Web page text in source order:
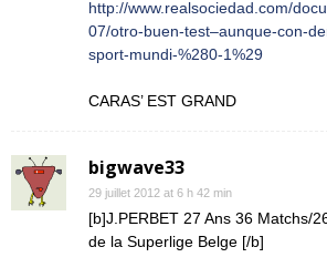
http://www.realsociedad.com/
07/otro-buen-test–aunque-con-
sport-mundi-%280-1%29
CARAS’ EST GRAND
bigwave33
29 juillet 2012 at 6 h 42 min
[b]J.PERBET 27 Ans 36 Matchs/
de la Superlige Belge [/b]